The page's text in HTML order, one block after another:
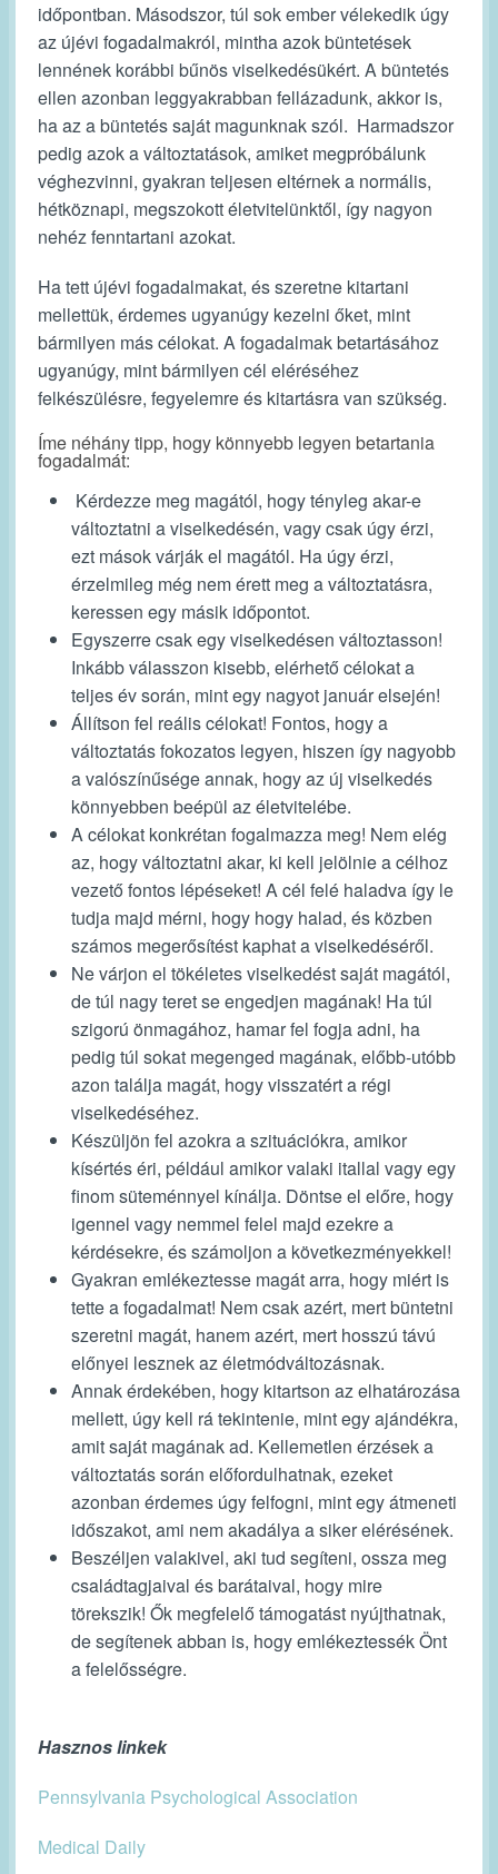
időpontban. Másodszor, túl sok ember vélekedik úgy
az újévi fogadalmakról, mintha azok büntetések
lennének korábbi bűnös viselkedésükért. A büntetés
ellen azonban leggyakrabban fellázadunk, akkor is,
ha az a büntetés saját magunknak szól. Harmadszor
pedig azok a változtatások, amiket megpróbálunk
véghezvinni, gyakran teljesen eltérnek a normális,
hétköznapi, megszokott életvitelünktől, így nagyon
nehéz fenntartani azokat.
Ha tett újévi fogadalmakat, és szeretne kitartani
mellettük, érdemes ugyanúgy kezelni őket, mint
bármilyen más célokat. A fogadalmak betartásához
ugyanúgy, mint bármilyen cél eléréséhez
felkészülésre, fegyelemreés kitartásravan szükség.
Íme néhány tipp, hogy könnyebb legyen betartania
fogadalmát:
Kérdezze meg magától, hogy tényleg akar-e
változtatni a viselkedésén, vagy csak úgy érzi,
ezt mások várják el magától. Ha úgy érzi,
érzelmileg még nem érett meg a változtatásra,
keressen egy másik időpontot.
Egyszerre csak egy viselkedésen változtasson!
Inkább válasszon kisebb, elérhető célokat a
teljes év során, mint egy nagyot január elsején!
Állítson fel reális célokat! Fontos, hogy a
változtatás fokozatos legyen, hiszen így nagyobb
a valószínűsége annak, hogy az új viselkedés
könnyebben beépül az életvitelébe.
A célokat konkrétan fogalmazza meg! Nem elég
az, hogy változtatni akar, ki kell jelölnie a célhoz
vezető fontos lépéseket! A cél felé haladva így le
tudja majd mérni, hogy hogy halad, és közben
számos megerősítést kaphat a viselkedéséről.
Ne várjon el tökéletes viselkedést saját magától,
de túl nagy teret se engedjen magának! Ha túl
szigorú önmagához, hamar fel fogja adni, ha
pedig túl sokat megenged magának, előbb-utóbb
azon találja magát, hogy visszatért a régi
viselkedéséhez.
Készüljön fel azokra a szituációkra, amikor
kísértés éri, például amikor valaki itallal vagy egy
finom süteménnyel kínálja. Döntse el előre, hogy
igennel vagy nemmel felel majd ezekre a
kérdésekre, és számoljon a következményekkel!
Gyakran emlékeztesse magát arra, hogy miért is
tette a fogadalmat! Nem csak azért, mert büntetni
szeretni magát, hanem azért, mert hosszú távú
előnyei lesznek az életmódváltozásnak.
Annak érdekében, hogy kitartson az elhatározása
mellett, úgy kell rá tekintenie, mint egy ajándékra,
amit saját magának ad. Kellemetlen érzések a
változtatás során előfordulhatnak, ezeket
azonban érdemes úgy felfogni, mint egy átmeneti
időszakot, ami nem akadálya a siker elérésének.
Beszéljen valakivel, aki tud segíteni, ossza meg
családtagjaival és barátaival, hogy mire
törekszik! Ők megfelelő támogatást nyújthatnak,
de segítenek abban is, hogy emlékeztessék Önt
a felelősségre.
Hasznos linkek
Pennsylvania Psychological Association
Medical Daily